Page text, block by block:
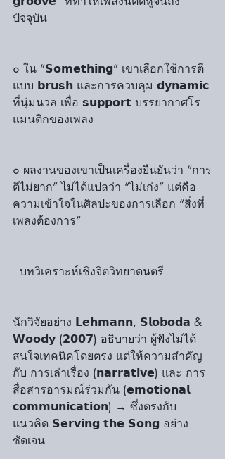
ปัจจุบัน
๐ ใน “𝗦𝗼𝗺𝗲𝘁𝗵𝗶𝗻𝗴” เขาเลือกใช้การตี
แบบ 𝗯𝗿𝘂𝘀𝗵 และการควบคุม 𝗱𝘆𝗻𝗮𝗺𝗶𝗰
ที่นุ่มนวล เพื่อ 𝘀𝘂𝗽𝗽𝗼𝗿𝘁 บรรยากาศโร
แมนติกของเพลง
๐ ผลงานของเขาเป็นเครื่องยืนยันว่า “การ
ตีไม่ยาก” ไม่ได้แปลว่า “ไม่เก่ง” แต่คือ
ความเข้าใจในศิลปะของการเลือก “สิ่งที่
เพลงต้องการ”
บทวิเคราะห์เชิงจิตวิทยาดนตรี
นักวิจัยอย่าง 𝗟𝗲𝗵𝗺𝗮𝗻𝗻, 𝗦𝗹𝗼𝗯𝗼𝗱𝗮 &
𝗪𝗼𝗼𝗱𝘆 (𝟮𝟬𝟬𝟳) อธิบายว่า ผู้ฟังไม่ได้
สนใจเทคนิคโดยตรง แต่ให้ความสำคัญ
กับ การเล่าเรื่อง (𝗻𝗮𝗿𝗿𝗮𝘁𝗶𝘃𝗲) และ การ
สื่อสารอารมณ์ร่วมกัน (𝗲𝗺𝗼𝘁𝗶𝗼𝗻𝗮𝗹
𝗰𝗼𝗺𝗺𝘂𝗻𝗶𝗰𝗮𝘁𝗶𝗼𝗻) → ซึ่งตรงกับ
แนวคิด 𝗦𝗲𝗿𝘃𝗶𝗻𝗴 𝘁𝗵𝗲 𝗦𝗼𝗻𝗴 อย่าง
ชัดเจน